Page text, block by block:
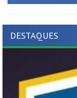
DESTAQUES